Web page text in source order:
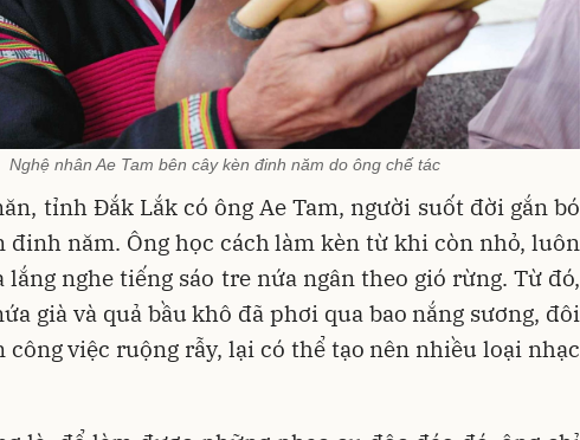
Nghệ nhân Ae Tam bên cây kèn đinh năm do ông chế tác
tỉnh Đắk Lắk có ông Ae Tam, người suốt đời gắn bó
đinh năm. Ông học cách làm kèn từ khi còn nhỏ, luôn
lắng nghe tiếng sáo tre nứa ngân theo gió rừng. Từ đó,
già và quả bầu khô đã phơi qua bao nắng sương, đôi
công việc ruộng rẫy, lại có thể tạo nên nhiều loại nhạc